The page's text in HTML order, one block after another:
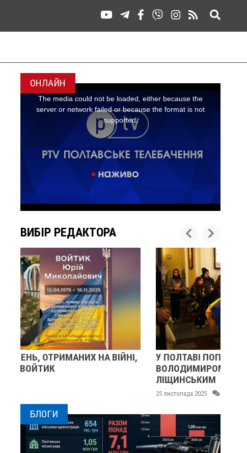
ОНЛАЙН
ВИБІР РЕДАКТОРА
У ПОЛТАВІ ПОПРОЩАЛИСЯ ІЗ ВІЙСЬКОВИМИ
ВОЛОДИМИРОМ КАРЕНГІНИМ ТА ОЛЕГОМ
БЛОГИ